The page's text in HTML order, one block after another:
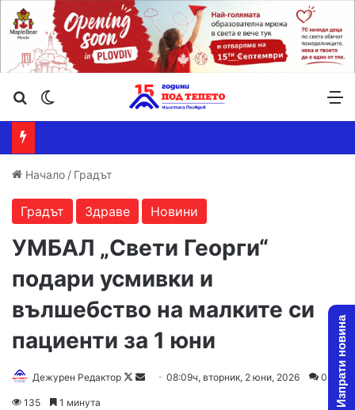
Търсене ...
Начало / Градът
Градът Здраве Новини
УМБАЛ „Свети Георги“
подари усмивки и
вълшебство на малките си
пациенти за 1 юни
Дежурен Редактор
Follow
Send08:09ч, вторник, 2 юни, 2026 0
135 1 минута Изпрати новина